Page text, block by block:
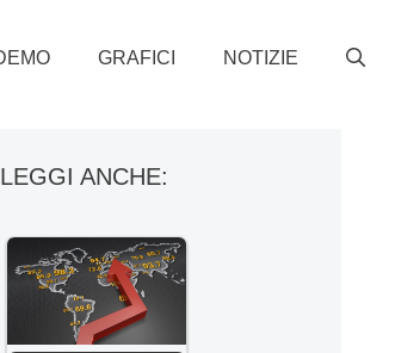
GRAFICI NOTIZIE
LEGGI ANCHE: